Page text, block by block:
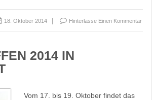
18. Oktober 2014 Hinterlasse Einen Kommentar
2014 IN
Vom 17. bis 19. Oktober findet das